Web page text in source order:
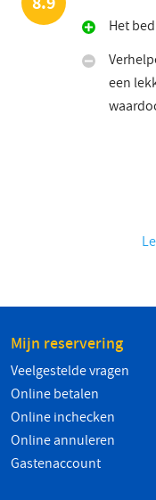
Het
een
Mijn reservering
Veelgestelde vragen
Online betalen
Online inchecken
Online annuleren
Gastenaccount